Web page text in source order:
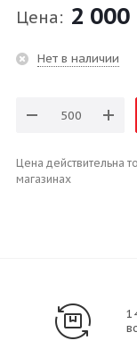
Цена: 2 000
Нет в наличии
Цена действительна
магазинах